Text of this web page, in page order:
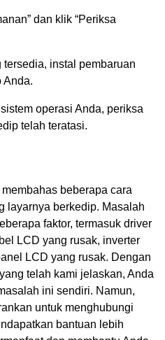
dan klik “Periksa
instal pembaruan
Anda.
operasi Anda, periksa
telah teratasi.
beberapa cara
layarnya berkedip. Masalah
faktor, termasuk driver
LCD yang rusak, inverter
LCD yang rusak. Dengan
telah kami jelaskan, Anda
ini sendiri. Namun,
untuk menghubungi
bantuan lebih